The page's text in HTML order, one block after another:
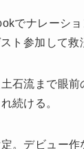
でナレーシ
ト参加して救
石流まで眼
続ける。
デビュー作